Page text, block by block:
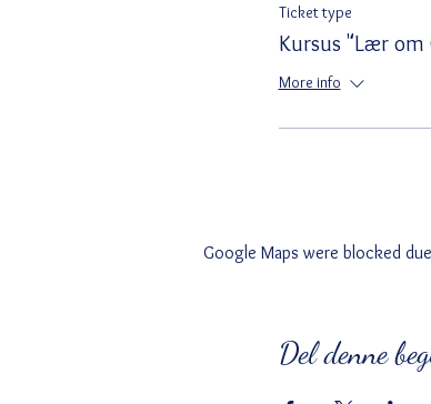
Ticket type
Kursus "Lær om
More info
Google Maps were blocked
Del denne